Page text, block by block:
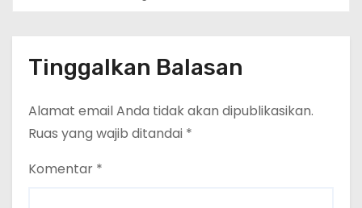
Tinggalkan Balasan
Alamat email Anda tidak akan dipublikasikan.
Ruas yang wajib ditandai *
Komentar *